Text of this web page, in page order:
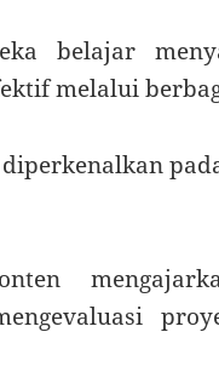
belajar
melalui